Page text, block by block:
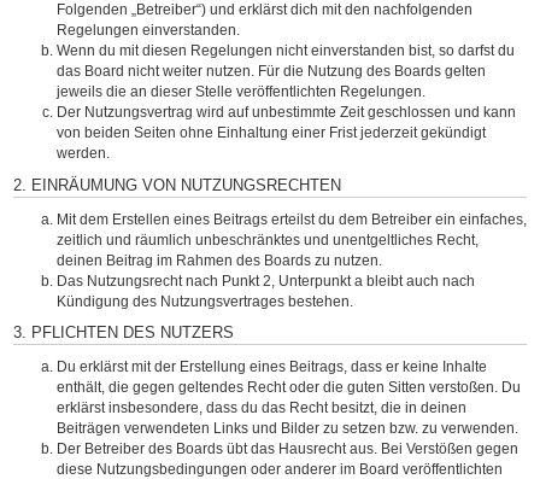
Folgenden „Betreiber“) und erklärst dich mit den nachfolgenden
Regelungen einverstanden.
Wenn du mit diesen Regelungen nicht einverstanden bist, so darfst du
das Board nicht weiter nutzen. Für die Nutzung des Boards gelten
jeweils die an dieser Stelle veröffentlichten Regelungen.
Der Nutzungsvertrag wird auf unbestimmte Zeit geschlossen und kann
von beiden Seiten ohne Einhaltung einer Frist jederzeit gekündigt
werden.
2. EINRÄUMUNG VON NUTZUNGSRECHTEN
Mit dem Erstellen eines Beitrags erteilst du dem Betreiber ein einfaches,
zeitlich und räumlich unbeschränktes und unentgeltliches Recht,
deinen Beitrag im Rahmen des Boards zu nutzen.
Das Nutzungsrecht nach Punkt 2, Unterpunkt a bleibt auch nach
Kündigung des Nutzungsvertrages bestehen.
3. PFLICHTEN DES NUTZERS
Du erklärst mit der Erstellung eines Beitrags, dass er keine Inhalte
enthält, die gegen geltendes Recht oder die guten Sitten verstoßen. Du
erklärst insbesondere, dass du das Recht besitzt, die in deinen
Beiträgen verwendeten Links und Bilder zu setzen bzw. zu verwenden.
Der Betreiber des Boards übt das Hausrecht aus. Bei Verstößen gegen
diese Nutzungsbedingungen oder anderer im Board veröffentlichten